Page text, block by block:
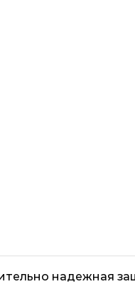
надежная